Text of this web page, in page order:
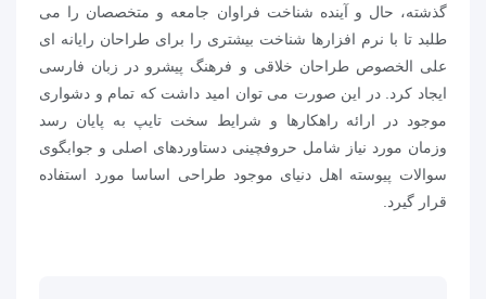
گذشته، حال و آینده شناخت فراوان جامعه و متخصصان را می
طلبد تا با نرم افزارها شناخت بیشتری را برای طراحان رایانه ای
علی الخصوص طراحان خلاقی و فرهنگ پیشرو در زبان فارسی
ایجاد کرد. در این صورت می توان امید داشت که تمام و دشواری
موجود در ارائه راهکارها و شرایط سخت تایپ به پایان رسد
وزمان مورد نیاز شامل حروفچینی دستاوردهای اصلی و جوابگوی
سوالات پیوسته اهل دنیای موجود طراحی اساسا مورد استفاده
قرار گیرد.